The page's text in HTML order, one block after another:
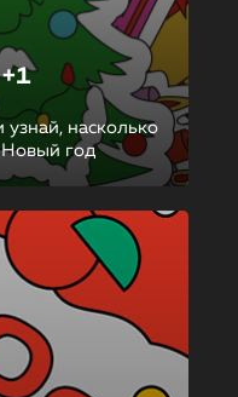
+1
узнай, насколько
Новый год